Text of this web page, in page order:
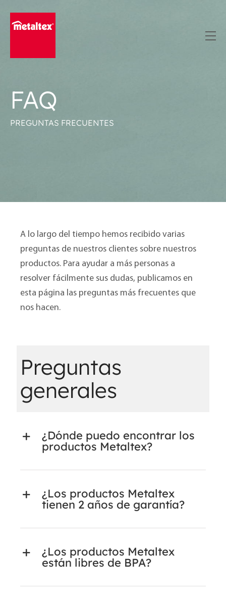
FAQ
PREGUNTAS FRECUENTES
A lo largo del tiempo hemos recibido varias
preguntas de nuestros clientes sobre nuestros
productos. Para ayudar a más personas a
resolver fácilmente sus dudas, publicamos en
esta página las preguntas más frecuentes que
nos hacen.
Preguntas
generales
¿Dónde puedo encontrar los
productos Metaltex?
¿Los productos Metaltex
tienen 2 años de garantía?
¿Los productos Metaltex
están libres de BPA?